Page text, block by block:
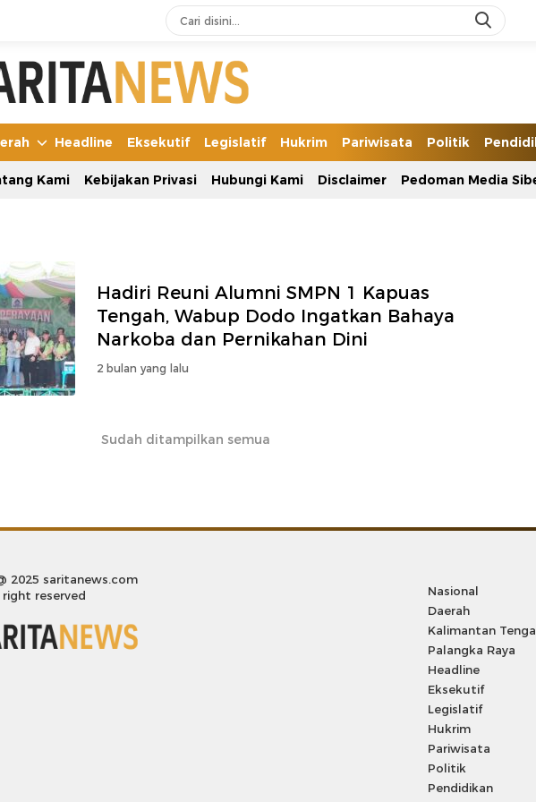
Kebenaran
Headline Eksekutif Legislatif Hukrim Pariwisata Politik
Kami Kebijakan Privasi Hubungi Kami Disclaimer Pedoman Media
Hadiri Reuni Alumni SMPN 1 Kapuas
Tengah, Wabup Dodo Ingatkan Bahaya
Narkoba dan Pernikahan Dini
2 bulan yang lalu
Sudah ditampilkan semua
2025 saritanews.com
reserved
Nasional
Daerah
Kalimantan
Palangka Raya
Headline
Eksekutif
Legislatif
Hukrim
Pariwisata
Politik
Pendidikan